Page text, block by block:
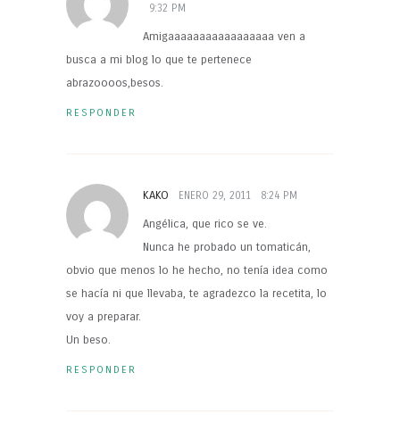
9:32 PM
Amigaaaaaaaaaaaaaaaaa ven a
busca a mi blog lo que te pertenece
abrazoooos,besos.
RESPONDER
KAKO ENERO 29, 2011 8:24 PM
Angélica, que rico se ve.
Nunca he probado un tomaticán,
obvio que menos lo he hecho, no tenía idea como
se hacía ni que llevaba, te agradezco la recetita, lo
voy a preparar.
Un beso.
RESPONDER